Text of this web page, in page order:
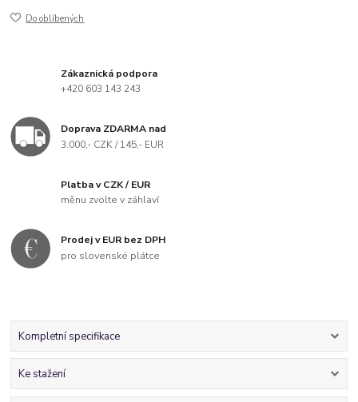
Do oblíbených
Zákaznická podpora
+420 603 143 243
Doprava ZDARMA nad
3.000,- CZK / 145,- EUR
Platba v CZK / EUR
měnu zvolte v záhlaví
Prodej v EUR bez DPH
pro slovenské plátce
Kompletní specifikace
Ke stažení